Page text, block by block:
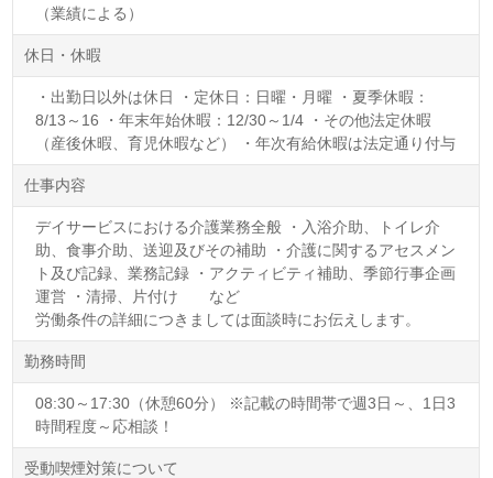
（業績による）
休日・休暇
・出勤日以外は休日 ・定休日：日曜・月曜 ・夏季休暇：
8/13～16 ・年末年始休暇：12/30～1/4 ・その他法定休暇
（産後休暇、育児休暇など） ・年次有給休暇は法定通り付与
仕事内容
デイサービスにおける介護業務全般 ・入浴介助、トイレ介
助、食事介助、送迎及びその補助 ・介護に関するアセスメン
ト及び記録、業務記録 ・アクティビティ補助、季節行事企画
運営 ・清掃、片付け など
労働条件の詳細につきましては面談時にお伝えします。
勤務時間
08:30～17:30（休憩60分） ※記載の時間帯で週3日～、1日3
時間程度～応相談！
受動喫煙対策について